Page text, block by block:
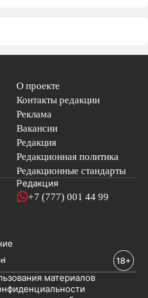
О проекте
Контакты редакции
Реклама
Вакансии
Редакция
Редакционная политика
Редакционные стандарты
Редакция
+7 (777) 001 44 99
новостей
материалов